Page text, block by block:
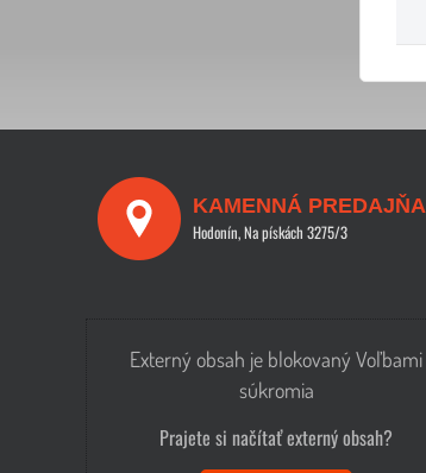
KAMENNÁ PREDAJŇA
Hodonín, Na pískách 3275/3
Externý obsah je blokovaný Voľbami
súkromia
Prajete si načítať externý obsah?